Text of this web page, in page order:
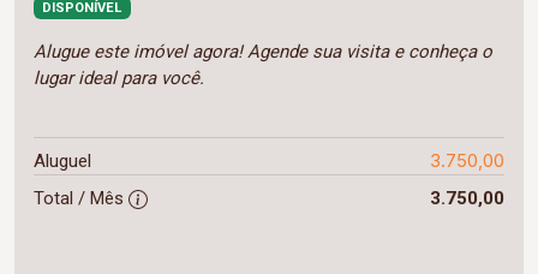
DISPONÍVEL
Alugue este imóvel agora! Agende sua visita e conheça o
lugar ideal para você.
Aluguel 3.750,00
Total / Mês 3.750,00